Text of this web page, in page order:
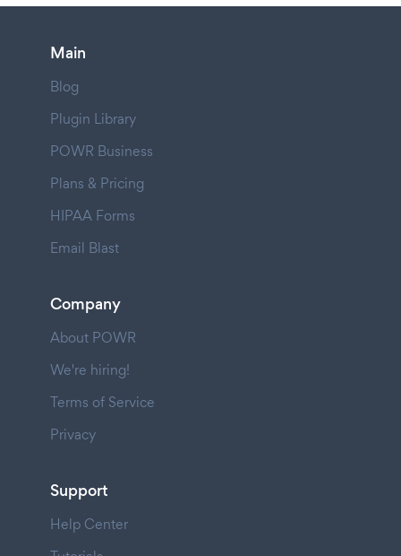
Main
Blog
Plugin Library
POWR Business
Plans & Pricing
HIPAA Forms
Email Blast
Company
About POWR
We're hiring!
Terms of Service
Privacy
Support
Help Center